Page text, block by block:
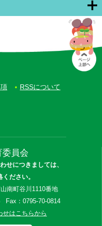
委員会
せにつきましては、
ださい。
南町谷川1110番地
Fax：0795-70-0814
せはこちらから
RSSについて